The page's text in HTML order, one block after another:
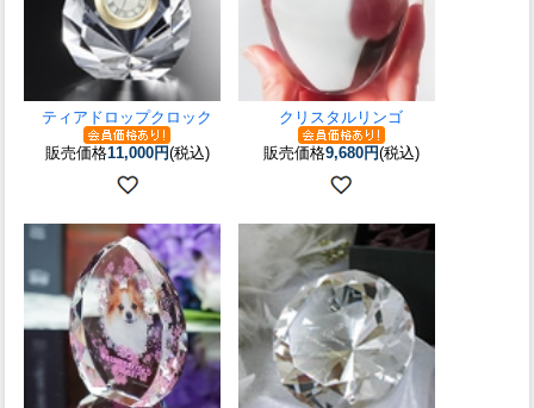
ティアドロップクロック
販売価格11,000円(税込)
クリスタルリンゴ
販売価格9,680円(税込)